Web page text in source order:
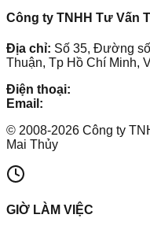
Công ty TNHH Tư Vấn
Địa chỉ: Số 35, Đường
Thuận, Tp Hồ Chí Minh,
Điện thoại:
Email:
© 2008-2026 Công ty
Mai Thủy
GIỜ LÀM VIỆC